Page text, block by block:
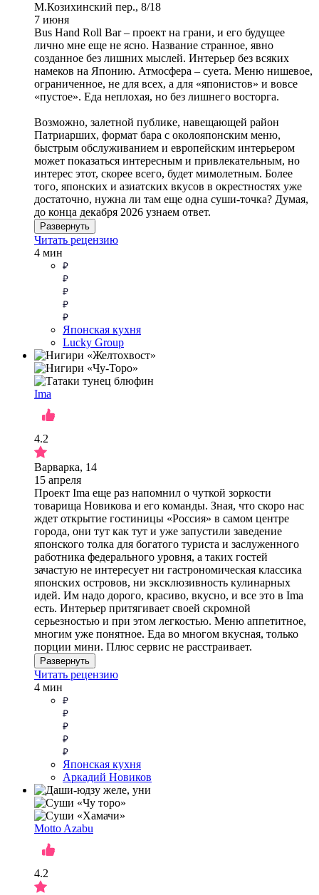
М.Козихинский пер., 8/18
7 июня
Bus Hand Roll Bar – проект на грани, и его будущее
лично мне еще не ясно. Название странное, явно
созданное без лишних мыслей. Интерьер без всяких
намеков на Японию. Атмосфера – суета. Меню нишевое,
ограниченное, не для всех, а для «японистов» и вовсе
«пустое». Еда неплохая, но без лишнего восторга.
Возможно, залетной публике, навещающей район
Патриарших, формат бара с околояпонским меню,
быстрым обслуживанием и европейским интерьером
может показаться интересным и привлекательным, но
интерес этот, скорее всего, будет мимолетным. Более
того, японских и азиатских вкусов в окрестностях уже
достаточно, нужна ли там еще одна суши-точка? Думая,
до конца декабря 2026 узнаем ответ.
Развернуть
Читать рецензию
4 мин
Японская кухня
Lucky Group
Ima
4.2
Варварка, 14
15 апреля
Проект Ima еще раз напомнил о чуткой зоркости
товарища Новикова и его команды. Зная, что скоро нас
ждет открытие гостиницы «Россия» в самом центре
города, они тут как тут и уже запустили заведение
японского толка для богатого туриста и заслуженного
работника федерального уровня, а таких гостей
зачастую не интересует ни гастрономическая классика
японских островов, ни эксклюзивность кулинарных
идей. Им надо дорого, красиво, вкусно, и все это в Ima
есть. Интерьер притягивает своей скромной
серьезностью и при этом легкостью. Меню аппетитное,
многим уже понятное. Еда во многом вкусная, только
порции мини. Плюс сервис не расстраивает.
Развернуть
Читать рецензию
4 мин
Японская кухня
Аркадий Новиков
Motto Azabu
4.2